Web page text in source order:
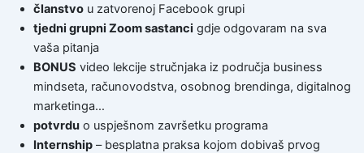
članstvou zatvorenoj Facebook grupi
tjedni grupni Zoom sastanci gdje odgovaram na sva
vaša pitanja
BONUS video lekcije stručnjaka iz područja business
mindseta, računovodstva, osobnog brendinga, digitalnog
marketinga…
potvrduo uspješnom završetku programa
Internship– besplatna praksa kojom dobivaš prvog